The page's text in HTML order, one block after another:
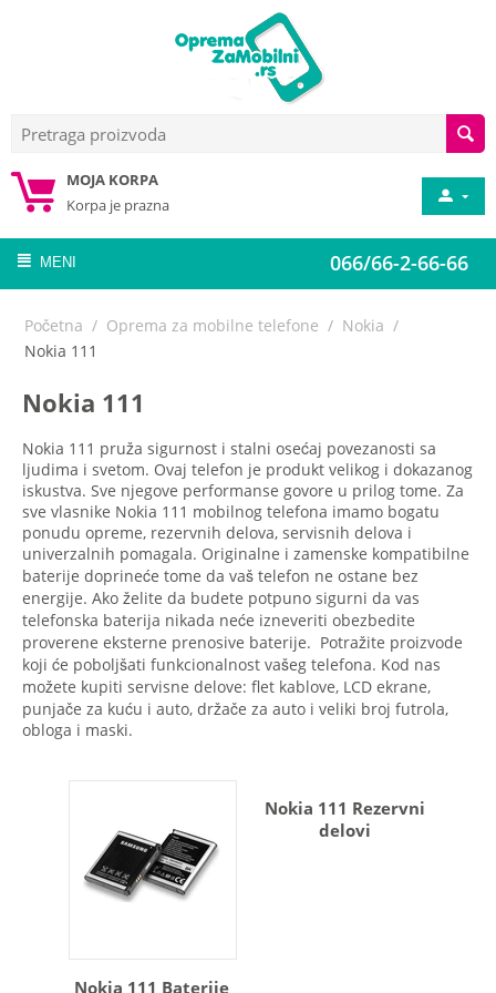
MOJA KORPA
Korpa je prazna
066/66-2-66-66
MENI
Početna / Oprema za mobilne telefone / Nokia /
Nokia 111
Nokia 111
Nokia 111 pruža sigurnost i stalni osećaj povezanosti sa
ljudima i svetom. Ovaj telefon je produkt velikog i dokazanog
iskustva. Sve njegove performanse govore u prilog tome. Za
sve vlasnike Nokia 111 mobilnog telefona imamo bogatu
ponudu opreme, rezervnih delova, servisnih delova i
univerzalnih pomagala. Originalne i zamenske kompatibilne
baterije doprineće tome da vaš telefon ne ostane bez
energije. Ako želite da budete potpuno sigurni da vas
telefonska baterija nikada neće izneveriti obezbedite
proverene eksterne prenosive baterije. Potražite proizvode
koji će poboljšati funkcionalnost vašeg telefona. Kod nas
možete kupiti servisne delove: flet kablove, LCD ekrane,
punjače za kuću i auto, držače za auto i veliki broj futrola,
obloga i maski.
Nokia 111 Baterije
Nokia 111 Rezervni
delovi